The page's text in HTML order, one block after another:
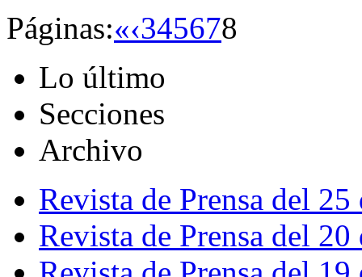
Páginas:«‹345678
Lo último
Secciones
Archivo
Revista de Prensa del
Revista de Prensa del